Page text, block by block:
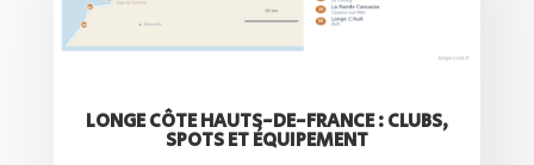
LONGE CÔTE HAUTS-DE-FRANCE : CLUBS,
SPOTS ET ÉQUIPEMENT